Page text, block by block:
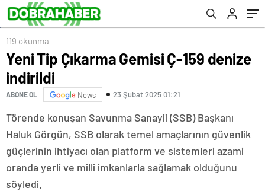
119 okunma
Yeni Tip Çıkarma Gemisi Ç-159 denize
indirildi
ABONE OL News 23 Şubat 2025 01:21
Törende konuşan Savunma Sanayii (SSB) Başkanı
Haluk Görgün, SSB olarak temel amaçlarının güvenlik
güçlerinin ihtiyacı olan platform ve sistemleri azami
oranda yerli ve milli imkanlarla sağlamak olduğunu
söyledi.